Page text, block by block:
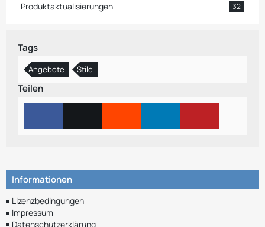
Produktaktualisierungen 32
Tags
Angebote Stile
Teilen
Informationen
Lizenzbedingungen
Impressum
Datenschutzerklärung